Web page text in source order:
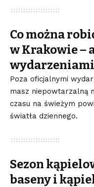
Co można
w Krakowie –
wydarzeniami
Poza oficjalnymi
masz niepowtarzalną
czasu na świeżym
światła dziennego.
Sezon
baseny i